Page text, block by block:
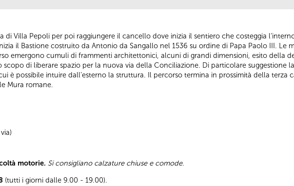
di Villa Pepoli per poi raggiungere il cancello dove inizia il sentiero che costeggia
il Bastione costruito da Antonio da Sangallo nel 1536 su ordine di Papa Paolo III. Le
emergono cumuli di frammenti architettonici, alcuni di grandi dimensioni, esito della
di liberare spazio per la nuova via della Conciliazione. Di particolare suggestione
è possibile intuire dall’esterno la struttura. Il percorso termina in prossimità della terza
Mura romane.
motorie. Si consigliano calzature chiuse e comode.
(tutti i giorni dalle 9.00 - 19.00).